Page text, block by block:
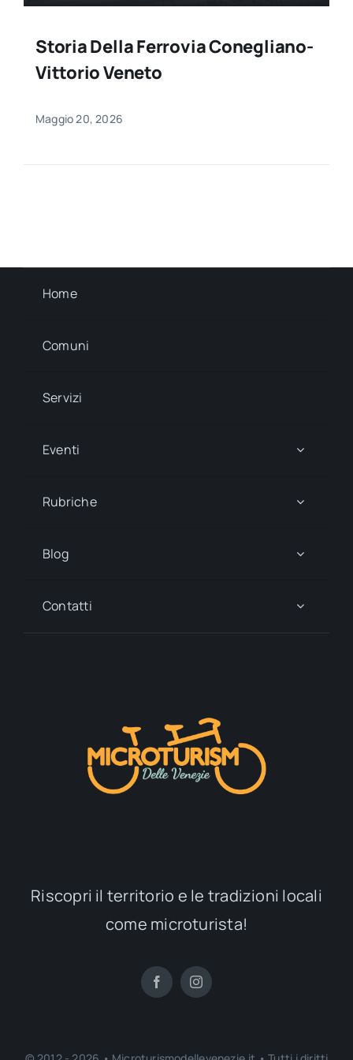
Storia Della Ferrovia Conegliano-
Vittorio Veneto
Maggio 20, 2026
Home
Comuni
Servizi
Eventi
Rubriche
Blog
Contatti
Riscopri il territorio e le tradizioni locali
come microturista!